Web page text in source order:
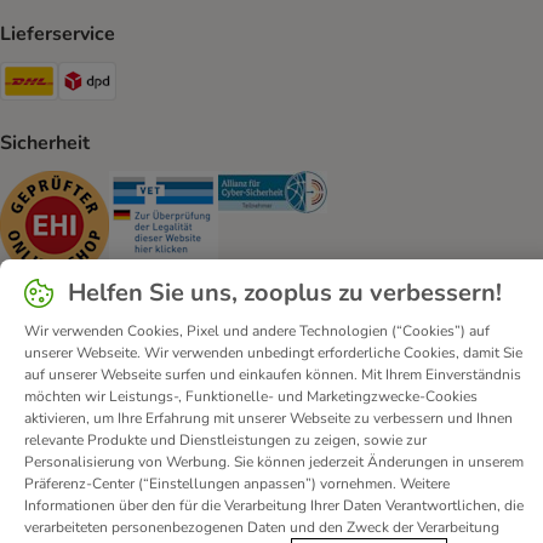
Lieferservice
DHL Shipping Method
Sicherheit
Security Security
Kontakt Versandkosten und Lieferzeit
Impressum
Allgemeine Geschäftsbedingungen
Digital Services Act
Vertrag widerrufen
Entsorgungs- und Umweltbestimmungen
Zahlungsarten
Über uns Partnerprogramme
Karriere
Corporate Website
Datenschutz Erklärung zur Barrierefreiheit
Helfen Sie uns, zooplus zu verbessern!
Wir verwenden Cookies, Pixel und andere Technologien (“Cookies”) auf
unserer Webseite. Wir verwenden unbedingt erforderliche Cookies, damit Sie
auf unserer Webseite surfen und einkaufen können. Mit Ihrem Einverständnis
möchten wir Leistungs-, Funktionelle- und Marketingzwecke-Cookies
aktivieren, um Ihre Erfahrung mit unserer Webseite zu verbessern und Ihnen
relevante Produkte und Dienstleistungen zu zeigen, sowie zur
Personalisierung von Werbung. Sie können jederzeit Änderungen in unserem
Präferenz-Center (“Einstellungen anpassen”) vornehmen. Weitere
Informationen über den für die Verarbeitung Ihrer Daten Verantwortlichen, die
verarbeiteten personenbezogenen Daten und den Zweck der Verarbeitung